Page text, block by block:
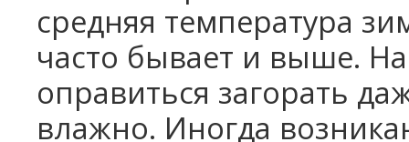
средняя температура
часто бывает и выше.
оправиться загорать
влажно. Иногда